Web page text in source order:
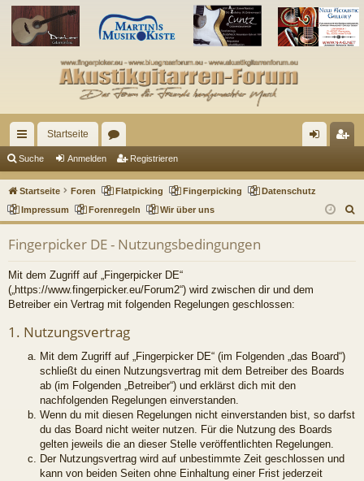
ch
ne
llz
Startseite
en m ist
rie
Suche Anmelden Registrieren
Startseite Foren Flatpicking Fingerpicking
Datenschutz
Impressum
Forenregeln Wir über uns
u
Fingerpicker DE - Nutzungsbedingungen
Mit dem Zugriff auf „Fingerpicker DE“
(„https://www.fingerpicker.eu/Forum2“) wird zwischen dir und dem
Betreiber ein Vertrag mit folgenden Regelungen geschlossen:
1. Nutzungsvertrag
Mit dem Zugriff auf „Fingerpicker DE“ (im Folgenden „das Board“)
schließt du einen Nutzungsvertrag mit dem Betreiber des Boards
ab (im Folgenden „Betreiber“) und erklärst dich mit den
nachfolgenden Regelungen einverstanden.
Wenn du mit diesen Regelungen nicht einverstanden bist, so darfst
du das Board nicht weiter nutzen. Für die Nutzung des Boards
gelten jeweils die an dieser Stelle veröffentlichten Regelungen.
Der Nutzungsvertrag wird auf unbestimmte Zeit geschlossen und
kann von beiden Seiten ohne Einhaltung einer Frist jederzeit